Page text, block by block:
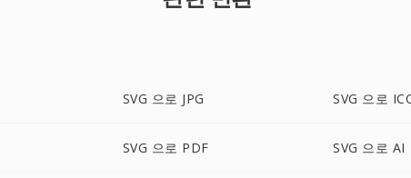
SVG 으로 JPG SVG 으로
SVG 으로 PDF SVG 으로 AI